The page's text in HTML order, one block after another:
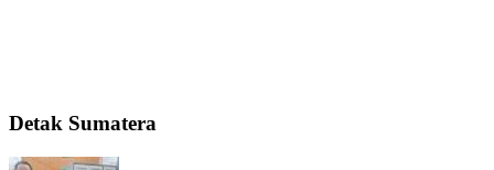
Detak Sumatera